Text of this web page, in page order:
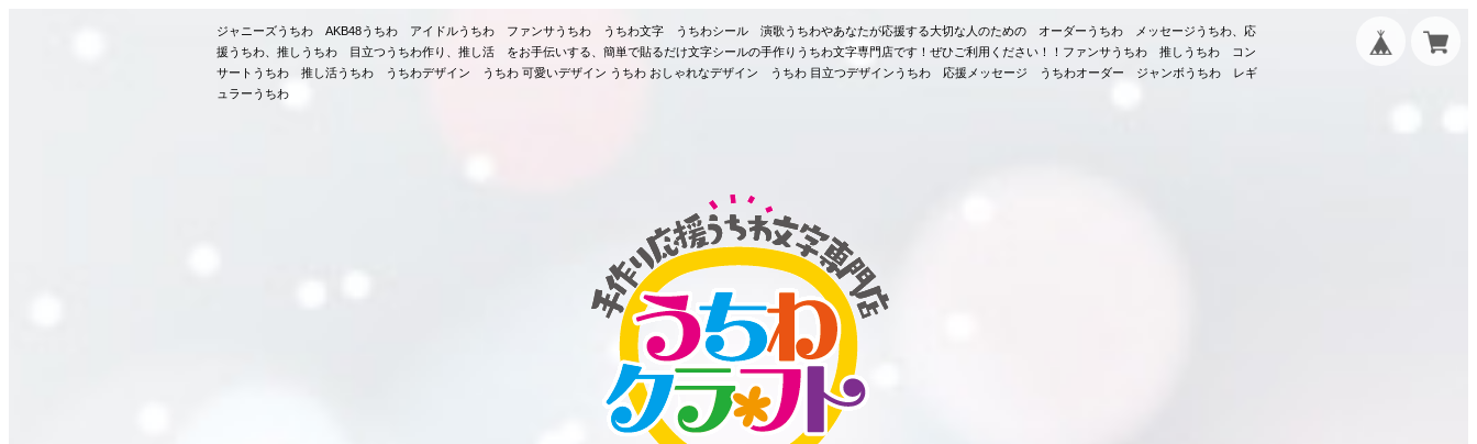
ジャニーズうちわ AKB48うちわ アイドルうちわ ファンサうちわ うちわ文字 うちわシール 演歌うちわやあなたが応援する大切な人のための オーダーうちわ メッセージうちわ、応
援うちわ、推しうちわ 目立つうちわ作り、推し活 をお手伝いする、簡単で貼るだけ文字シールの手作りうちわ文字専門店です！ぜひご利用ください！！ファンサうちわ 推しうちわ コン
サートうちわ 推し活うちわ うちわデザイン うちわ 可愛いデザイン うちわ おしゃれなデザイン うちわ 目立つデザインうちわ 応援メッセージ うちわオーダー ジャンボうちわ レギ
ュラーうちわ